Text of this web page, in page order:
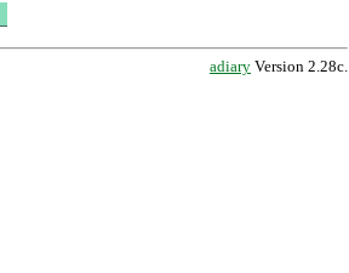
adiary Version 2.28c.